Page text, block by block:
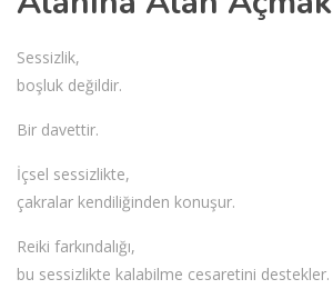
Sessizlik,
boşluk değildir.
Bir davettir.
İçsel sessizlikte,
çakralar kendiliğinden konuşur.
Reiki farkındalığı,
bu sessizlikte kalabilme cesaretini destekler.